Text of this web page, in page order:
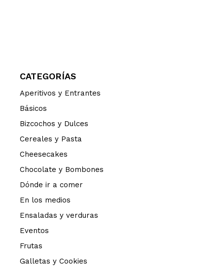
CATEGORÍAS
Aperitivos y Entrantes
Básicos
Bizcochos y Dulces
Cereales y Pasta
Cheesecakes
Chocolate y Bombones
Dónde ir a comer
En los medios
Ensaladas y verduras
Eventos
Frutas
Galletas y Cookies